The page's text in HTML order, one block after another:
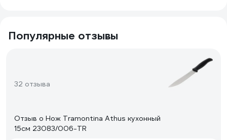
Популярные отзывы
32 отзыва
Отзыв о Нож Tramontina Athus кухонный
15см 23083/006-TR